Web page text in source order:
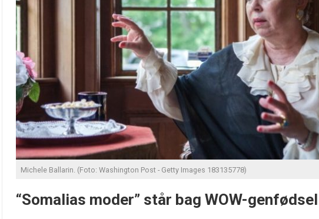
Michele Ballarin. (Foto: Washington Post - Getty Images 183135778)
“Somalias moder” står bag WOW-genfødsel